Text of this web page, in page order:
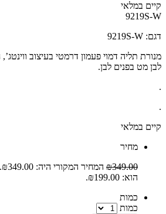
קיים במלאי‬
9219S-W
דגם: 9219S-W
לבן מט בפנים לבן.
.
.
קיים במלאי
‫מחיר‬
₪349.00 המחיר המקורי היה: ₪349.00.
הוא: ₪199.00.
‫כמות‬
כמות